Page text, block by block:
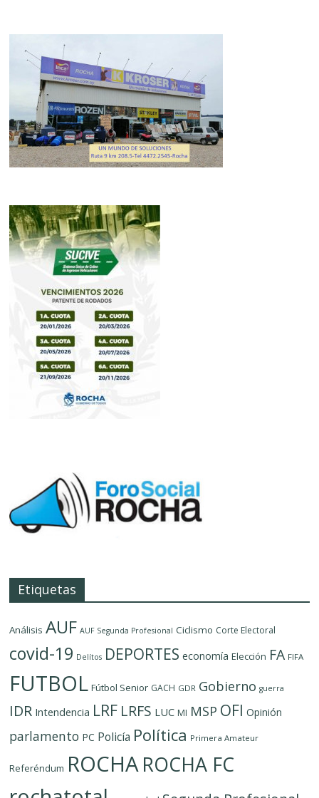
Etiquetas
Análisis AUF AUF Segunda Profesional Ciclismo Corte Electoral
covid-19 Delítos DEPORTES economía Elección FA FIFA
FUTBOL Fútbol Senior GACH GDR Gobierno guerra
IDR Intendencia LRF LRFS LUC MI MSP OFI Opinión
parlamento PC Policía Política Primera Amateur
Referéndum ROCHAROCHA FC